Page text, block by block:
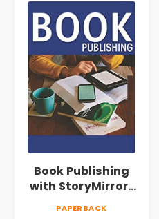
Book Publishing
with StoryMirror |
PAPERBACK